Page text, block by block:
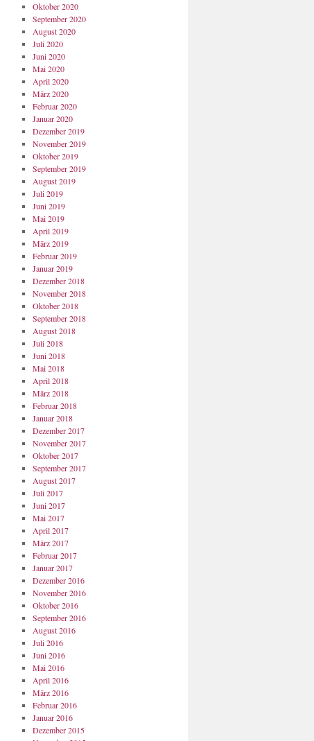
Oktober 2020
September 2020
August 2020
Juli 2020
Juni 2020
Mai 2020
April 2020
März 2020
Februar 2020
Januar 2020
Dezember 2019
November 2019
Oktober 2019
September 2019
August 2019
Juli 2019
Juni 2019
Mai 2019
April 2019
März 2019
Februar 2019
Januar 2019
Dezember 2018
November 2018
Oktober 2018
September 2018
August 2018
Juli 2018
Juni 2018
Mai 2018
April 2018
März 2018
Februar 2018
Januar 2018
Dezember 2017
November 2017
Oktober 2017
September 2017
August 2017
Juli 2017
Juni 2017
Mai 2017
April 2017
März 2017
Februar 2017
Januar 2017
Dezember 2016
November 2016
Oktober 2016
September 2016
August 2016
Juli 2016
Juni 2016
Mai 2016
April 2016
März 2016
Februar 2016
Januar 2016
Dezember 2015